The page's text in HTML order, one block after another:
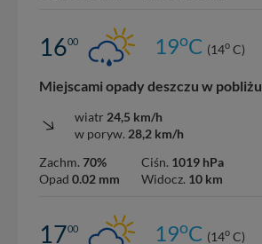
1600 19oC (14o C)
Miejscami opady deszczu w pobliżu
wiatr 24,5 km/h
w poryw. 28,2 km/h
Zachm. 70%
Opad 0.02 mm
Ciśn. 1019 hPa
Widocz. 10 km
1700 19oC (14o C)